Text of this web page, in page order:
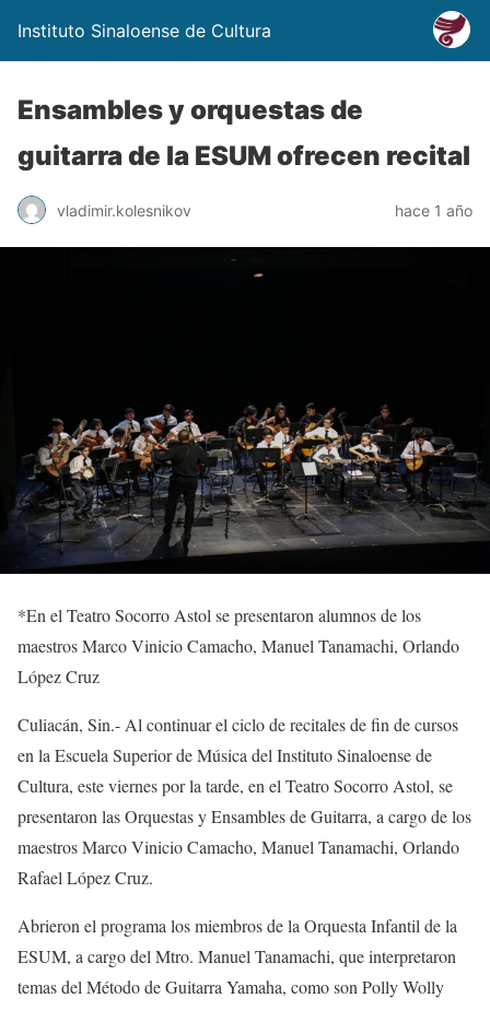
Instituto Sinaloense de Cultura
Ensambles y orquestas de
guitarra de la ESUM ofrecen recital
vladimir.kolesnikov hace 1 año
*En el Teatro Socorro Astol se presentaron alumnos de los
maestrosMarco Vinicio Camacho, Manuel Tanamachi, Orlando
López Cruz
Culiacán, Sin.- Al continuar el ciclo de recitales de fin de cursos
en la Escuela Superiorde Música del Instituto Sinaloense de
Cultura, este viernes por la tarde, en el Teatro Socorro Astol, se
presentaron lasOrquestas y Ensambles de Guitarra, a cargo de los
maestrosMarco Vinicio Camacho, Manuel Tanamachi, Orlando
Rafael López Cruz.
Abrieron el programa los miembros de la Orquesta Infantil de la
ESUM, a cargo del Mtro. Manuel Tanamachi, que interpretaron
temas del Método de Guitarra Yamaha, como son PollyWolly